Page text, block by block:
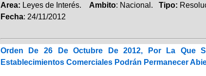
Area: Leyes de Interés. Ambito: Nacional. Tipo:
Fecha: 24/11/2012
Orden De 26 De Octubre De 2012, Por La Que
Establecimientos Comerciales Podrán Permanecer